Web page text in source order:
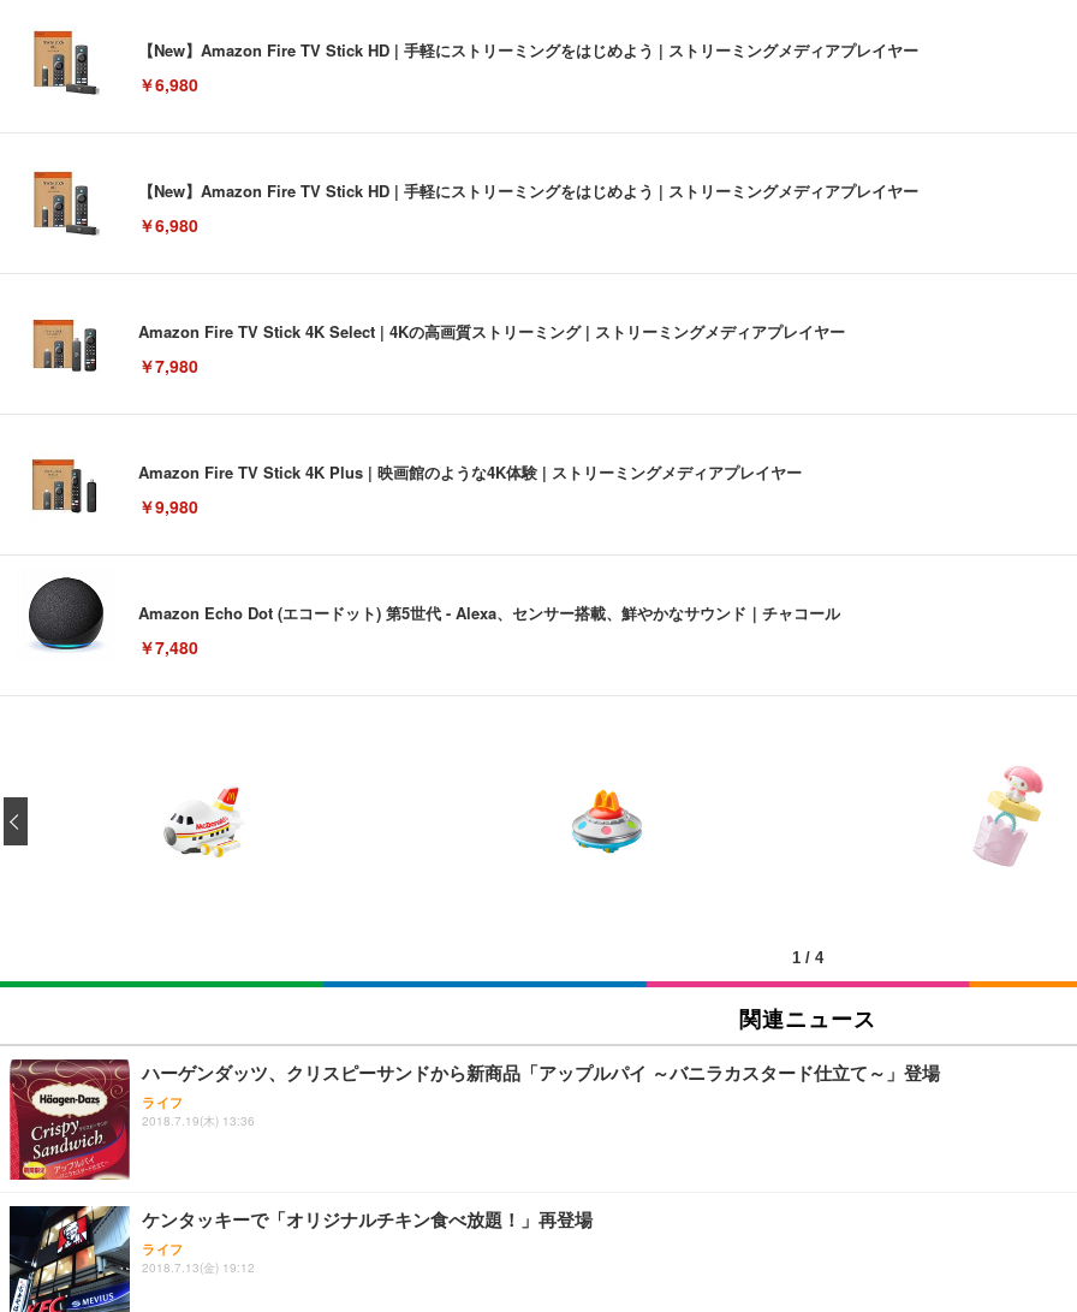
【New】Amazon Fire TV Stick HD | 手軽にストリーミングをはじめよう | ストリーミングメディアプレイヤー
￥6,980
【New】Amazon Fire TV Stick HD | 手軽にストリーミングをはじめよう | ストリーミングメディアプレイヤー
￥6,980
Amazon Fire TV Stick 4K Select | 4Kの高画質ストリーミング | ストリーミングメディアプレイヤー
￥7,980
Amazon Fire TV Stick 4K Plus | 映画館のような4K体験 | ストリーミングメディアプレイヤー
￥9,980
Amazon Echo Dot (エコードット) 第5世代 - Alexa、センサー搭載、鮮やかなサウンド｜チャコール
￥7,480
[EdoErgo] オフィスチェア 椅子 テレワーク 疲れない 跳ね上げ式アームレスト コンパクト 約105度ロッキング pc 事務椅子 360度回
(黒網+黒枠+黒足)
￥5,699
Sezlife オフィスチェア デスクチェア 疲れない テレワーク チェア 強化バックレスト 30度ロッキング機能 人間工学 椅子 腰サポー
ション PCチェア 通気性メッシュ ゲーミング/勉強/事務用 おしゃれ パソコンチェア (ブラック)
￥7,680
ション PCチェア 通気性メッシュ ゲーミング/勉強/事務用 おしゃれ パソコンチェア (ホワイト)
￥7,680
EIZO ビジネス向けプレミアムモニター | FlexScan EV3240X-WT | 31.5型4K UHD・USB Type-C・ホワイト
￥105,595
【純正品】27"ゲーミングモニター DualSense 充電フック付き（CFI-ZDM1J）
￥49,979
￥15,800
Amazonベーシック ペットシーツ 薄型 レギュラー 1回使い捨て 無香料 ホワイト 300枚
￥3,373
ネオ・ルーライフ ネオ・オムツ L 中型犬用 26枚入り 単品
￥1,800
￥3,670
1 / 4
関連ニュース
ハーゲンダッツ、クリスピーサンドから新商品「アップルパイ ～バニラカスタード仕立て～」登場
ライフ
2018.7.19(木) 13:36
ケンタッキーで「オリジナルチキン食べ放題！」再登場
ライフ
2018.7.13(金) 19:12